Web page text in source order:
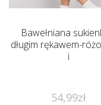
Bawełniana
długim rękawem-
i
54,99zł